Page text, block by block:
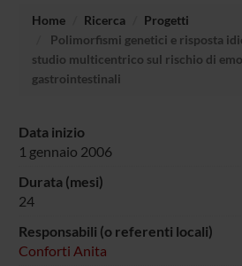
Home Ricerca
Progetti
Polimorfismi genetici e risposta
studio multicentrico sul rischio di
gastrointestinali
Data inizio
1 gennaio 2006
Durata (mesi)
24
Responsabili (o referenti locali)
Conforti Anita